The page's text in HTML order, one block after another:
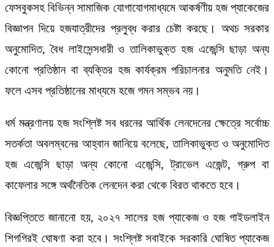
ফেসবুকসহ বিভিন্ন সামাজিক যোগাযোগমাধ্যমে আকর্ষণীয় হজ প্যাকেজের
বিজ্ঞাপন দিয়ে হজযাত্রীদের প্রলুব্ধ করার চেষ্টা করছে। অথচ সরকার
অনুমোদিত, বৈধ লাইসেন্সধারী ও তালিকাভুক্ত হজ এজেন্সি ছাড়া অন্য
কোনো প্রতিষ্ঠান বা ব্যক্তির হজ কার্যক্রম পরিচালনার অনুমতি নেই।
ফলে এসব প্রতিষ্ঠানের মাধ্যমে হজে গমন সম্ভব নয়।
ধর্ম মন্ত্রণালয় হজ সংশ্লিষ্ট সব ধরনের আর্থিক লেনদেনের ক্ষেত্রে সর্বোচ্চ
সতর্কতা অবলম্বনের আহ্বান জানিয়ে বলেছে, তালিকাভুক্ত ও অনুমোদিত
হজ এজেন্সি ছাড়া অন্য কোনো এজেন্সি, ট্রাভেল এজেন্ট, গ্রুপ বা
কাফেলার সঙ্গে অর্থনৈতিক লেনদেন করা থেকে বিরত থাকতে হবে।
বিজ্ঞপ্তিতে জানানো হয়, ২০২৭ সালের হজ প্যাকেজ ও হজ গাইডলাইন
শিগগিরই ঘোষণা করা হবে। সংশ্লিষ্ট সবাইকে সরকারি ঘোষিত প্যাকেজ